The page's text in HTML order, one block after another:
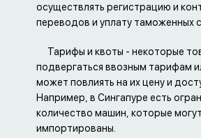
осуществлять регистрацию и
переводов и уплату таможенных
Тарифы и квоты - некоторые
подвергаться ввозным тарифам
может повлиять на их цену и
Например, в Сингапуре есть
количество машин, которые
импортированы.